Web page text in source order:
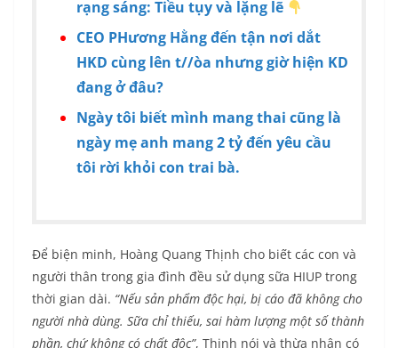
rạng sáng: Tiều tụy và lặng lẽ
CEO PHương Hằng đến tận nơi dắt
HKD cùng lên t//òa nhưng giờ hiện KD
đang ở đâu?
Ngày tôi biết mình mang thai cũng là
ngày mẹ anh mang 2 tỷ đến yêu cầu
tôi rời khỏi con trai bà.
Để biện minh, Hoàng Quang Thịnh cho biết các con và
người thân trong gia đình đều sử dụng sữa HIUP trong
thời gian dài. “Nếu sản phẩm độc hại, bị cáo đã không cho
người nhà dùng. Sữa chỉ thiếu, sai hàm lượng một số thành
phần, chứ không có chất độc”, Thịnh nói và thừa nhận có